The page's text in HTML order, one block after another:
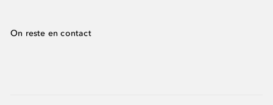
On reste en contact